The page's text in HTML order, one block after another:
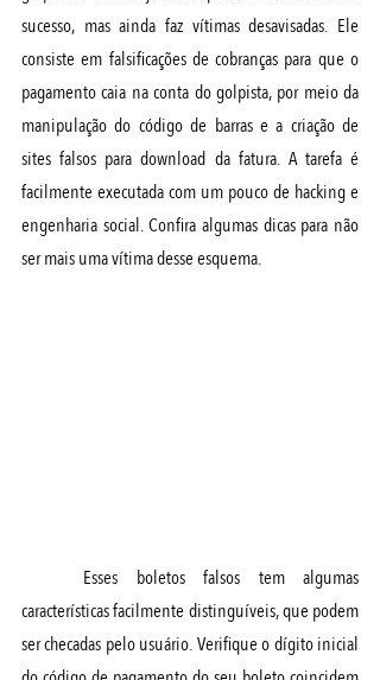
sucesso, mas ainda faz vítimas desavisadas. Ele
consiste em falsificações de cobranças para que o
pagamento caia na conta do golpista, por meio da
manipulação do código de barras e a criação de
sites falsos para download da fatura. A tarefa é
facilmente executada com um pouco de hacking e
engenharia social. Confira algumas dicas para não
ser mais uma vítima desse esquema.
Esses boletos falsos tem algumas
características facilmente distinguíveis, que podem
ser checadas pelo usuário. Verifique o dígito inicial